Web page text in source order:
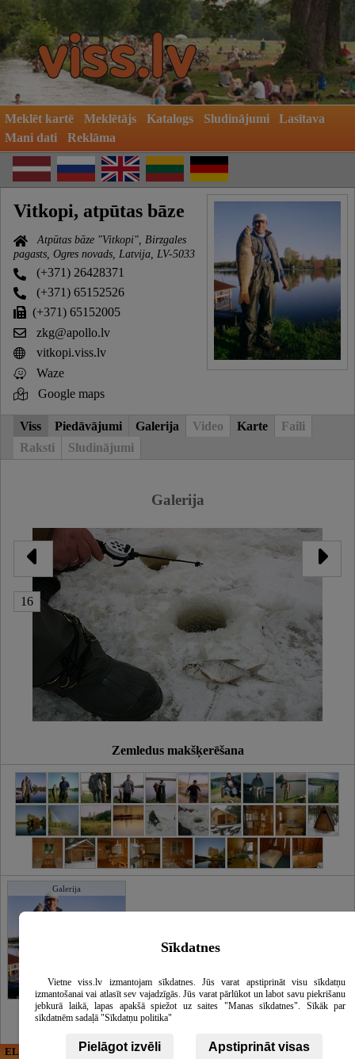
Meklēt kartē Meklētājs Katalogs Sludinājumi
Lasītava
Mani dati
Reklāma
Vitkopi, atpūtas bāze
Atpūtas bāze "Vitkopi", Birzgales
pagasts, Ogres novads, Latvija, LV-5033
(+371) 26428371
(+371) 65152526
(+371) 65152005
zkg@apollo.lv
vitkopi.viss.lv
Waze
Google maps
Viss Piedāvājumi Galerija Video Karte
Faili
Raksti
Sludinājumi
Galerija
16
Zemledus makšķerēšana
Galerija
ELECTRIC ENERGY
CĒSU APBEDĪŠANAS
Sīkdatnes
Vietne viss.lv izmantojam sīkdatnes. Jūs varat apstiprināt visu sīkdatņu
izmantošanai vai atlasīt sev vajadzīgās. Jūs varat pārlūkot un labot savu piekrišanu
jebkurā laikā, lapas apakšā spiežot uz saites "Manas sīkdatnes". Sīkāk par
sīkdatnēm sadaļā "Sīkdatņu politika"
Pielāgot izvēli Apstiprināt visas